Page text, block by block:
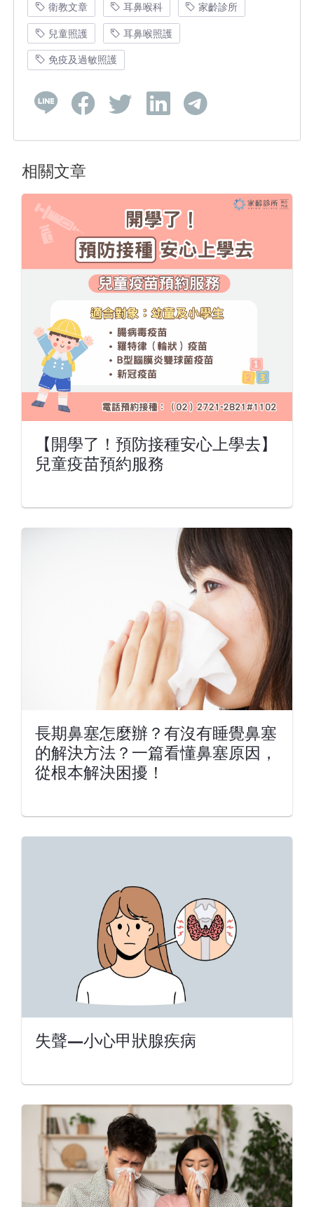
衛教文章 耳鼻喉科
家齡診所
兒童照護
耳鼻喉照護
免疫及過敏照護
相關文章
【開學了！預防接種安心上學去】
兒童疫苗預約服務
長期鼻塞怎麼辦？有沒有睡覺鼻塞
的解決方法？一篇看懂鼻塞原因，
從根本解決困擾！
失聲—小心甲狀腺疾病